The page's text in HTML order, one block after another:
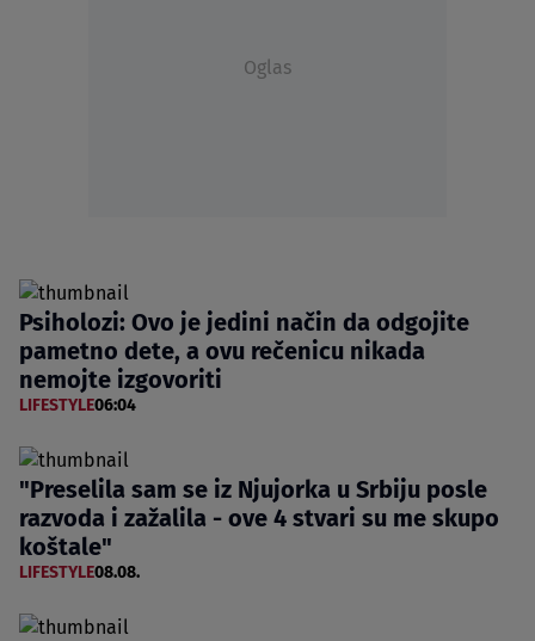
Oglas
Psiholozi: Ovo je jedini način da odgojite
pametno dete, a ovu rečenicu nikada
nemojte izgovoriti
LIFESTYLE06:04
"Preselila sam se iz Njujorka u Srbiju posle
razvoda i zažalila - ove 4 stvari su me skupo
koštale"
LIFESTYLE08.08.